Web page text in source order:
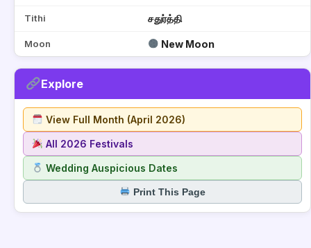
Tithi சதுர்த்தி
Moon New Moon
Explore
View Full Month (April 2026)
All 2026 Festivals
Wedding Auspicious Dates
Print This Page